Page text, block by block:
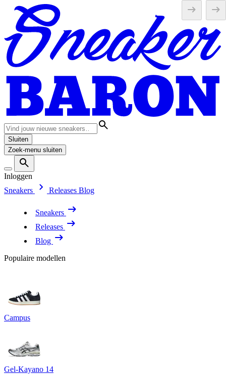
Sluiten
Zoek-menu sluiten
Inloggen
Sneakers
Releases Blog
Sneakers
Releases
Blog
Populaire modellen
Campus
Gel-Kayano 14